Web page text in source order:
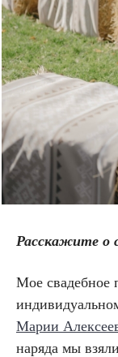
Расскажите о
Мое свадебное
Марии
наряда мы